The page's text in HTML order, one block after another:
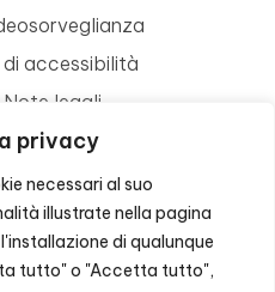
privacy
necessari al suo
illustrate nella pagina
di qualunque
tutto" o "Accetta tutto",
accessibilità
legali
utilizzo
policy